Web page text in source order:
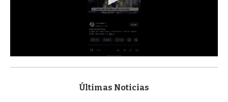
s
Últimas Noticias